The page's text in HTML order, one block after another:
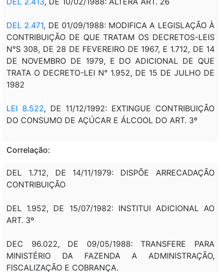
DEL 2.471, DE 01/09/1988: MODIFICA A LEGISLAÇÃO À
CONTRIBUIÇÃO DE QUE TRATAM OS DECRETOS-LEIS
N°S 308, DE 28 DE FEVEREIRO DE 1967, E 1.712, DE 14
DE NOVEMBRO DE 1979, E DO ADICIONAL DE QUE
TRATA O DECRETO-LEI N° 1.952, DE 15 DE JULHO DE
1982
LEI 8.522, DE 11/12/1992: EXTINGUE CONTRIBUIÇÃO
DO CONSUMO DE AÇÚCAR E ÁLCOOL DO ART. 3º
Correlação:
DEL 1.712, DE 14/11/1979: DISPÕE ARRECADAÇÃO
CONTRIBUIÇÃO
DEL 1.952, DE 15/07/1982: INSTITUI ADICIONAL AO
ART. 3º
DEC 96.022, DE 09/05/1988: TRANSFERE PARA
MINISTÉRIO DA FAZENDA A ADMINISTRAÇÃO,
FISCALIZAÇÃO E COBRANÇA.